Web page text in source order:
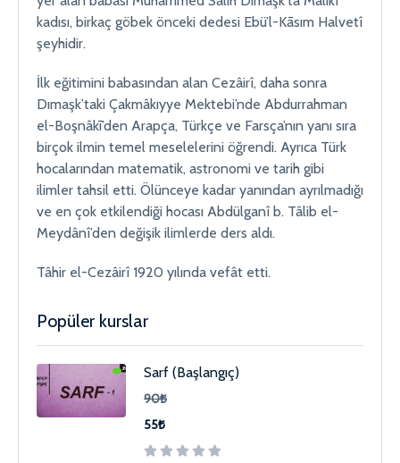
kadısı, birkaç göbek önceki dedesi Ebü’l-Kāsım Halvetî
şeyhidir.
İlk eğitimini babasından alan Cezâirî, daha sonra
Dımaşk’taki Çakmâkıyye Mektebi’nde Abdurrahman
el-Boşnâkī’den Arapça, Türkçe ve Farsça’nın yanı sıra
birçok ilmin temel meselelerini öğrendi. Ayrıca Türk
hocalarından matematik, astronomi ve tarih gibi
ilimler tahsil etti. Ölünceye kadar yanından ayrılmadığı
ve en çok etkilendiği hocası Abdülganî b. Tâlib el-
Meydânî’den değişik ilimlerde ders aldı.
Tâhir el-Cezâirî 1920 yılında vefât etti.
Popüler kurslar
Sarf (Başlangıç)
90₺
55₺